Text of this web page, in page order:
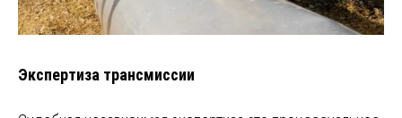
Экспертиза трансмиссии